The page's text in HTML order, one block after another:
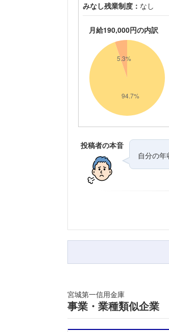
みなし残業制度： なし
月給190,000円の内訳
投稿者の本音
自分の年
宮城第一信用金庫
事業・業種類似企業